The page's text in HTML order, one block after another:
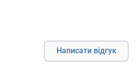
Написати відгук